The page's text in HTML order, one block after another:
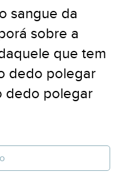
sangue da
sobre a
que tem
dedo polegar
dedo polegar